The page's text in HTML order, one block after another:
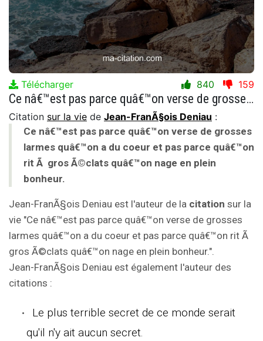
Télécharger 840 159
Ce nâ€™est pas parce quâ€™on verse de grosses larmes quâ€™on a du coeur et pas parce quâ€™on rit Ã gros Ã©clats quâ€™on nage en plein bonheur.
Citation sur la vie de Jean-FranÃ§ois Deniau :
Ce nâ€™est pas parce quâ€™on verse de grosses
larmes quâ€™on a du coeur et pas parce quâ€™on
rit Ã gros Ã©clats quâ€™on nage en plein
bonheur.
Jean-FranÃ§ois Deniau est l'auteur de la citation sur la
vie "Ce nâ€™est pas parce quâ€™on verse de grosses
larmes quâ€™on a du coeur et pas parce quâ€™on rit Ã
gros Ã©clats quâ€™on nage en plein bonheur.".
Jean-FranÃ§ois Deniau est également l'auteur des
citations :
Le plus terrible secret de ce monde serait
qu'il n'y ait aucun secret.